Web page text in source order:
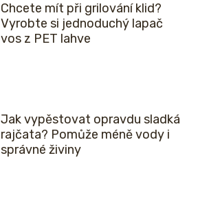
Chcete mít při grilování klid?
Vyrobte si jednoduchý lapač
vos z PET lahve
Jak vypěstovat opravdu sladká
rajčata? Pomůže méně vody i
správné živiny